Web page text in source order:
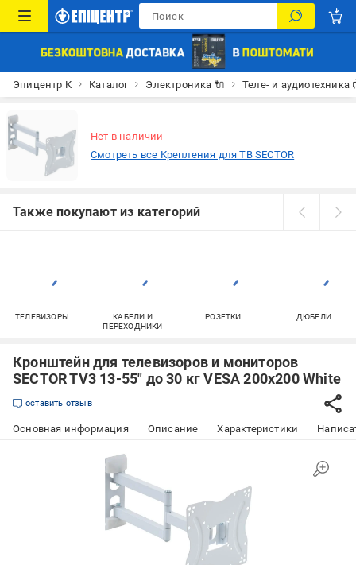
Эпицентр К Каталог Электроника 🔌 Теле- и аудиотехника
Нет в наличии
Смотреть все Крепления для ТВ SECTOR
Также покупают из категорий
ТЕЛЕВИЗОРЫ
КАБЕЛИ И
ПЕРЕХОДНИКИ
РОЗЕТКИ ДЮБЕЛИ
Кронштейн для телевизоров и мониторов
SECTOR TV3 13-55" до 30 кг VESA 200x200 White
оставить отзыв
Основная информация Описание Характеристики